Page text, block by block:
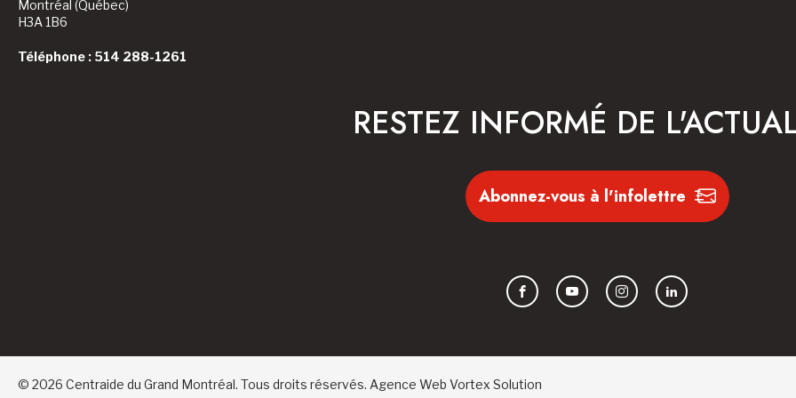
Montréal (Québec)
H3A 1B6
Téléphone : 514 288-1261
RESTEZ INFORMÉ DE
Abonnez-vous à l'infolettre
FacebookYouTubeInstagramLinkedIn
© 2026 Centraide du Grand Montréal. Tous droits réservés. Agence Web Vortex Solution